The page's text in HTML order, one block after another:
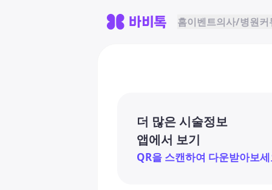
홈이벤트의사/병원커
더 많은 시술정보
앱에서 보기
QR을 스캔하여 다운받아보세